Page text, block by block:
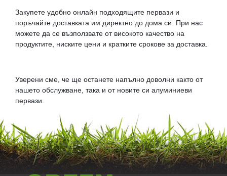
Закупете удобно онлайн подходящите первази и
поръчайте доставката им директно до дома си. При нас
можете да се възползвате от високото качество на
продуктите, ниските цени и кратките срокове за доставка.
Уверени сме, че ще останете напълно доволни както от
нашето обслужване, така и от новите си алуминиеви
первази.